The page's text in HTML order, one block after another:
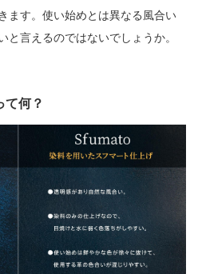
ます。使い始めとは異なる風合い
と言えるのではないでしょうか。
て何？